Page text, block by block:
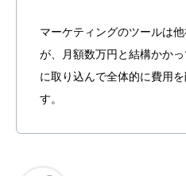
マーケティングのツールは
が、月額数万円と結構かか
に取り込んで全体的に費用
す。